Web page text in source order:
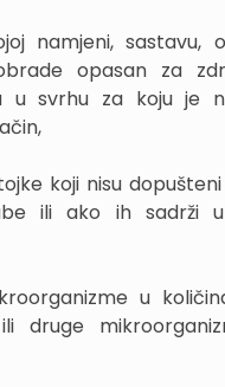
namjeni, sastavu,
opasan za
u svrhu za koju je
koji nisu
ili ako ih sadrži u
u
druge